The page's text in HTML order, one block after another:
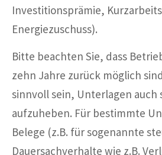
Investitionsprämie,
Energiezuschuss).
Bitte beachten Sie, dass
zehn Jahre zurück möglich
sinnvoll sein, Unterlagen auch
aufzuheben. Für bestimmte
Belege (z.B. für sogenannte
Dauersachverhalte wie z.B.